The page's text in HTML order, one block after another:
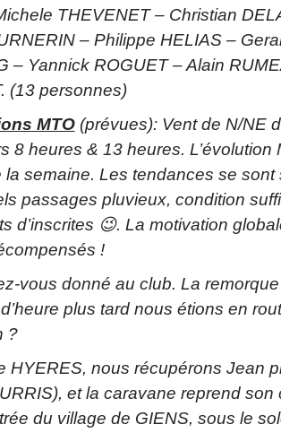
THEVENET – Christian
– Philippe HELIAS –
– Yannick ROGUET – Alain
(13 personnes)
MTO (prévues): Vent de N/NE
8 heures & 13 heures.
la semaine. Les tendances se sont
passages pluvieux, condition
d’inscrites 😉. La motivation
!
vous donné au club. La
plus tard nous étions en
?
HYERES, nous récupérons Jean
et la caravane reprend son
du village de GIENS, sous le